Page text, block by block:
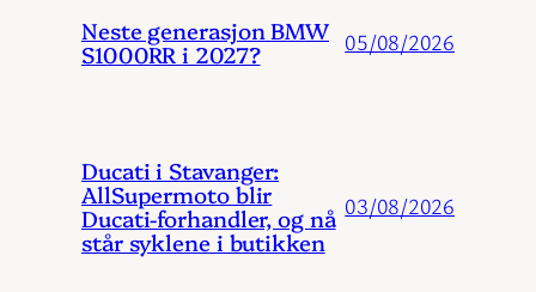
Neste generasjon BMW
S1000RR i 2027? 05/08/2026
Ducati i Stavanger:
AllSupermoto blir
Ducati-forhandler, og nå
står syklene i butikken
03/08/2026